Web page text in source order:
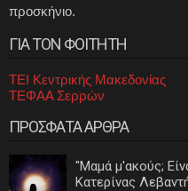
προσκήνιο.
ΓΙΑ ΤΟΝ ΦΟΙΤΗΤΗ
ΤΕΙ Κεντρικής Μακεδονίας
ΤΕΦΑΑ Σερρών
ΠΡΟΣΦΑΤΑ ΑΡΘΡΑ
"Μαμά μ'ακούς;
Κατερίνας